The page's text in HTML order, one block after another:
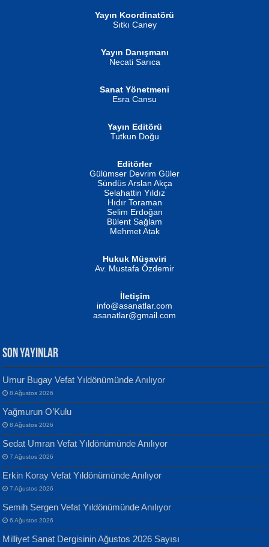
İSMAİL OKUTAN
Erkeklerin Kahrolması Ne Demektir
MUSTAFA KELOĞLU
Yarına İz Bırakmak...
ATİLLA ÖZEN
Sultan Olmadan Önce Eyüp...
Evvel Zaman Tanrıçası...
Yılmaz Ekinci
Geceye Söylenen...
Banu Sancak
Defterimden İçeri...
Yayın Koordinatörü
Sıtkı Caney
Yayın Danışmanı
Necati Sarıca
Sanat Yönetmeni
Esra Cansu
Yayın Editörü
Tutkun Doğu
Editörler
Gülümser Devrim Güler
Sündüs Arslan Akça
Selahattin Yıldız
Hıdır Toraman
Selim Erdoğan
Bülent Sağlam
Mehmet Atak
Hukuk Müşaviri
Av. Mustafa Özdemir
İletişim
info@asanatlar.com
asanatlar@gmail.com
SON YAYINLAR
Umur Bugay Vefat Yıldönümünde Anılıyor
8 Ağustos 2026
Yağmurun O’Kulu
8 Ağustos 2026
Sedat Umran Vefat Yıldönümünde Anılıyor
7 Ağustos 2026
Erkin Koray Vefat Yıldönümünde Anılıyor
7 Ağustos 2026
Semih Sergen Vefat Yıldönümünde Anılıyor
6 Ağustos 2026
Milliyet Sanat Dergisinin Ağustos 2026 Sayısı